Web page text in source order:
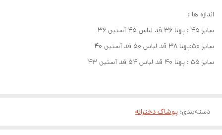
اندازه ها :
سایز ۴۵ : پهنا ۳۶ قد لباس ۴۵ آستین ۳۶
سایز ۵۰:پهنا ۳۸ قد لباس ۵۰ قد آستین ۴۰
سایز ۵۵ : پهنا ۴۰ قد لباس ۵۴ قد آستین ۴۳
دسته‌بندی: پوشاک دخترانه